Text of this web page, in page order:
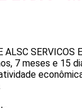
ALSC SERVICOS
7 meses e 15